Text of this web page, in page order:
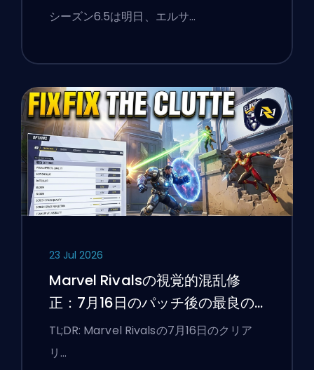
ト、ホワイトフォックス、そして
シーズン6.5は明日、エルサ…
23 Jul 2026
Marvel Rivalsの視覚的混乱修
正：7月16日のパッチ後の最良の
競技設定
TL;DR: Marvel Rivalsの7月16日のクリア
リ…